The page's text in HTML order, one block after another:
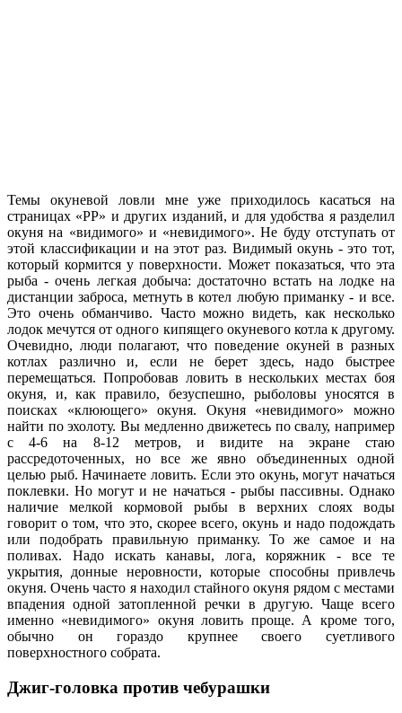
Темы окуневой ловли мне уже приходилось касаться на
страницах «РР» и других изданий, и для удобства я разделил
окуня на «видимого» и «невидимого». Не буду отступать от
этой классификации и на этот раз. Видимый окунь - это тот,
который кормится у поверхности. Может показаться, что эта
рыба - очень легкая добыча: достаточно встать на лодке на
дистанции заброса, метнуть в котел любую приманку - и все.
Это очень обманчиво. Часто можно видеть, как несколько
лодок мечутся от одного кипящего окуневого котла к другому.
Очевидно, люди полагают, что поведение окуней в разных
котлах различно и, если не берет здесь, надо быстрее
перемещаться. Попробовав ловить в нескольких местах боя
окуня, и, как правило, безуспешно, рыболовы уносятся в
поисках «клюющего» окуня. Окуня «невидимого» можно
найти по эхолоту. Вы медленно движетесь по свалу, например
с 4-6 на 8-12 метров, и видите на экране стаю
рассредоточенных, но все же явно объединенных одной
целью рыб. Начинаете ловить. Если это окунь, могут начаться
поклевки. Но могут и не начаться - рыбы пассивны. Однако
наличие мелкой кормовой рыбы в верхних слоях воды
говорит о том, что это, скорее всего, окунь и надо подождать
или подобрать правильную приманку. То же самое и на
поливах. Надо искать канавы, лога, коряжник - все те
укрытия, донные неровности, которые способны привлечь
окуня. Очень часто я находил стайного окуня рядом с местами
впадения одной затопленной речки в другую. Чаще всего
именно «невидимого» окуня ловить проще. А кроме того,
обычно он гораздо крупнее своего суетливого
поверхностного собрата.
Джиг-головка против чебурашки